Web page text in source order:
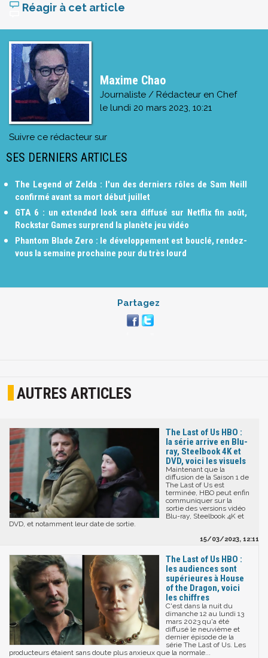
Réagir à cet article
Maxime Chao
Journaliste / Rédacteur en Chef
le lundi 20 mars 2023, 10:21
Suivre ce rédacteur sur
SES DERNIERS ARTICLES
The Legend of Zelda : l'un des derniers rôles de Sam Neill
confirmé avant sa mort début juillet
GTA 6 : un extended look sera diffusé sur Netflix fin août,
Rockstar Games surprend la planète jeu vidéo
Phantom Blade Zero : le développement est bouclé, rendez-
vous la semaine prochaine pour du très lourd
Partagez
AUTRES ARTICLES
The Last of Us HBO :
la série arrive en Blu-
ray, Steelbook 4K et
DVD, voici les visuels
Maintenant que la
diffusion de la Saison 1 de
The Last of Us est
terminée, HBO peut enfin
communiquer sur la
sortie des versions vidéo
Blu-ray, Steelbook 4K et
DVD, et notamment leur date de sortie.
15/03/2023, 12:11
The Last of Us HBO :
les audiences sont
supérieures à House
of the Dragon, voici
les chiffres
C'est dans la nuit du
dimanche 12 au lundi 13
mars 2023 qu'a été
diffusé le neuvième et
dernier épisode de la
série The Last of Us. Les
producteurs étaient sans doute plus anxieux que la normale...